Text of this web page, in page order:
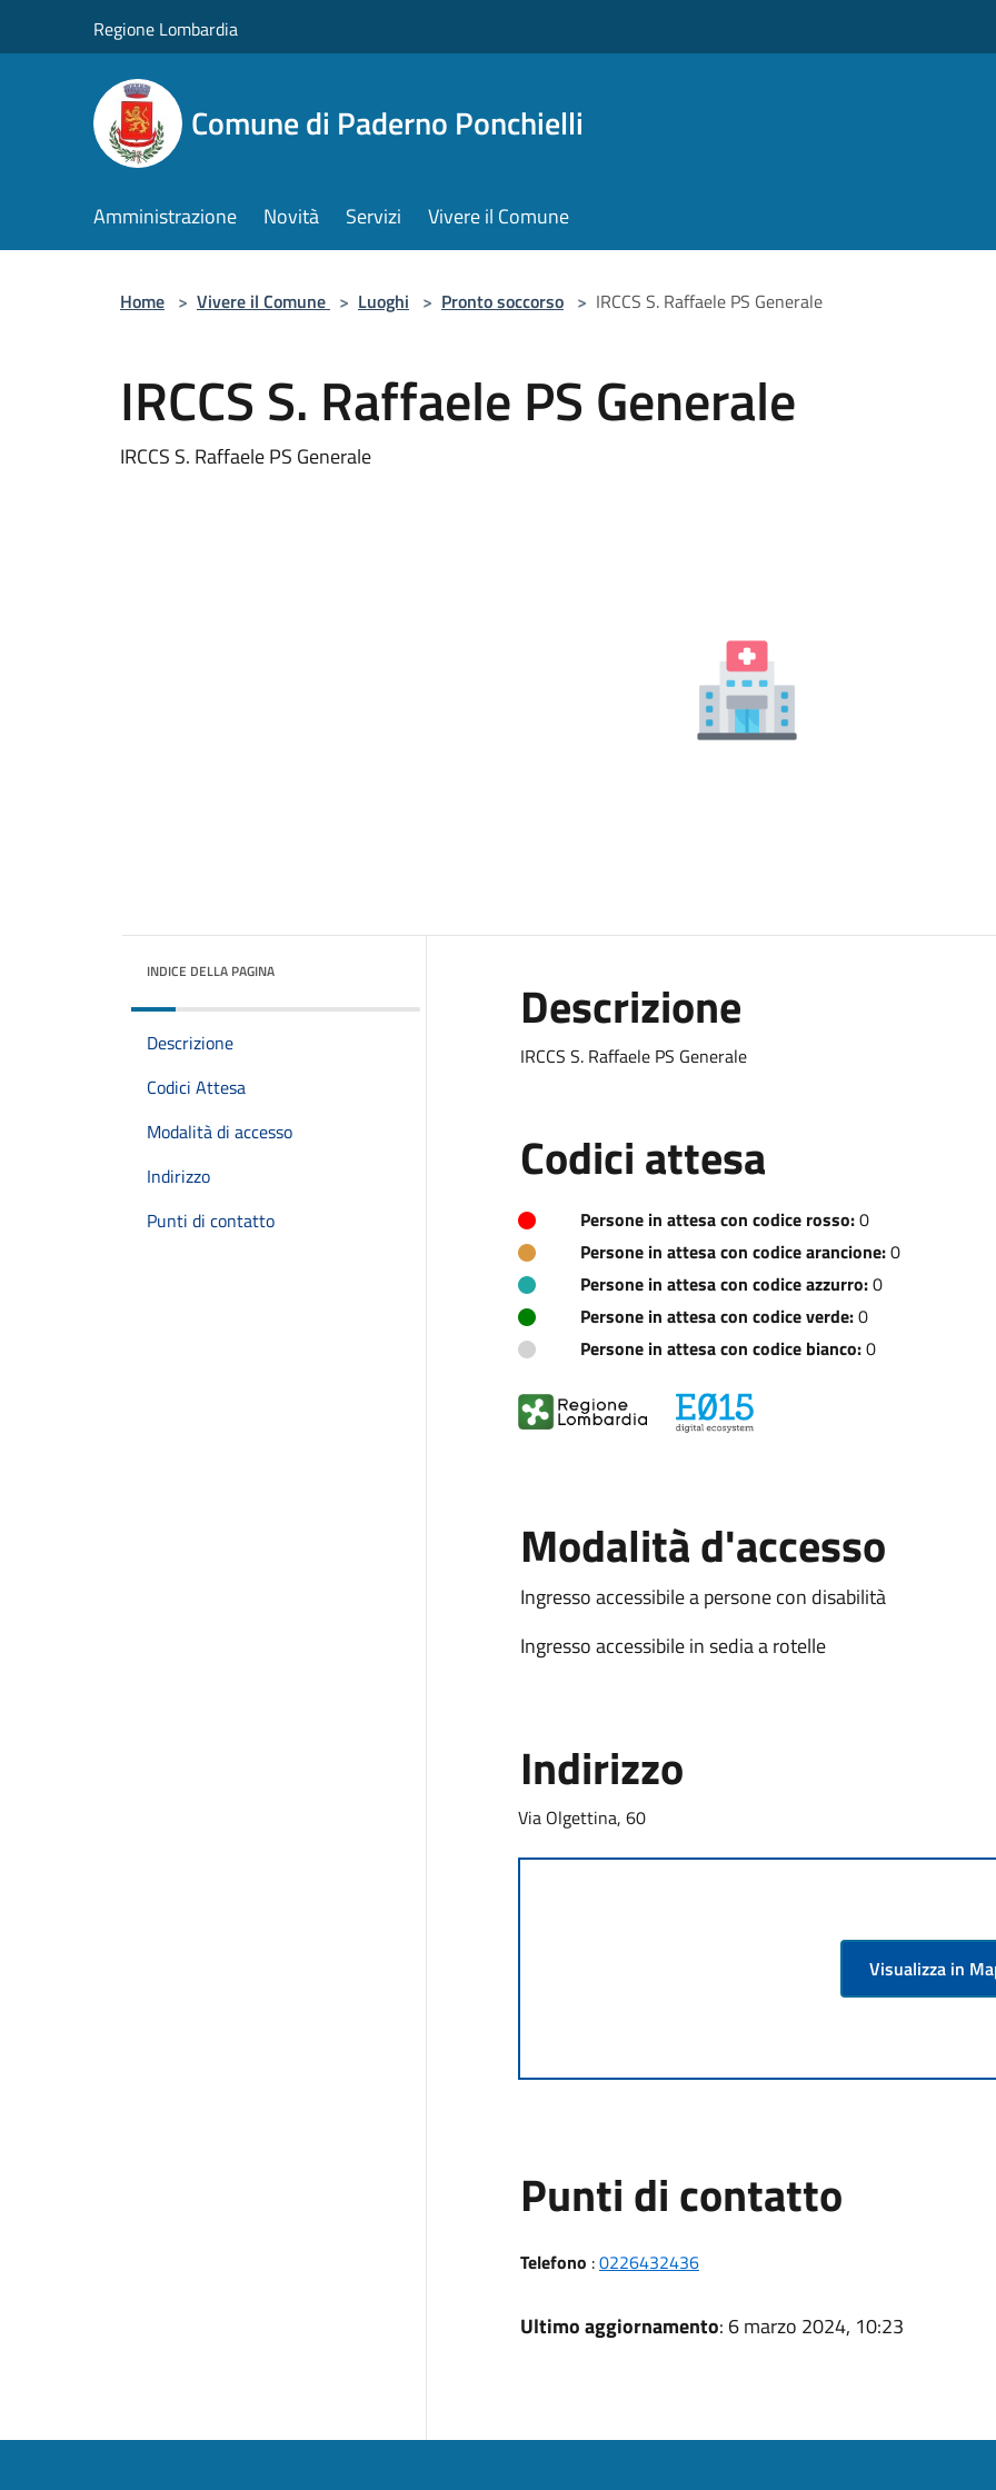
Regione Lombardia
Comune di Paderno Ponchielli
Amministrazione Novità Servizi Vivere il Comune
Home > Vivere il Comune > Luoghi > Pronto soccorso > IRCCS S. Raffaele PS Generale
IRCCS S. Raffaele PS Generale
IRCCS S. Raffaele PS Generale
INDICE DELLA PAGINA
Descrizione
Codici Attesa
Modalità di accesso
Indirizzo
Punti di contatto
Descrizione
IRCCS S. Raffaele PS Generale
Codici attesa
Persone in attesa con codice rosso:0
Persone in attesa con codice arancione:0
Persone in attesa con codice azzurro:0
Persone in attesa con codice verde:0
Persone in attesa con codice bianco:0
Modalità d'accesso
Ingresso accessibile a persone con disabilità
Ingresso accessibile in sedia a rotelle
Indirizzo
Via Olgettina, 60
Visualizza in
Punti di contatto
Telefono :0226432436
Ultimo aggiornamento: 6 marzo 2024, 10:23